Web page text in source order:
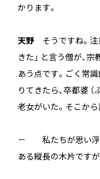
かります。
天野 そうですね。注
きた」 と言う僧が、
あう点です。ごく常
りてきたら、卒都婆
老女がいた。そこか
－ 私たちが思い浮
ある縦長の木片です